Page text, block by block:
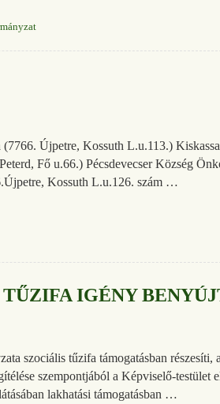
Újpetre, Kossuth L.u.113.)
Fő u.66.) Pécsdevecser Község
Kossuth L.u.126. szám …
IGÉNY
szociális tűzifa támogatásban
szempontjából a Képviselő-testület
lakhatási támogatásban …